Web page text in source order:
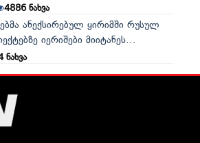
4886ნახვა
ანექსირებულ ყირიმში რუსულ
იერიშები მიიტანეს...
ნახვა